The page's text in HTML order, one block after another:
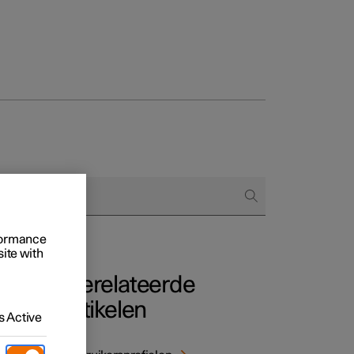
Gerelateerde
artikelen
with
Active